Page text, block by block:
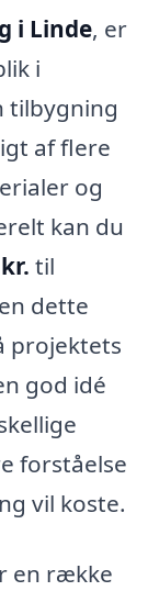
i Linde, er
i
tilbygning
af flere
og
kan du
til
dette
projektets
god idé
forståelse
vil koste.
en række